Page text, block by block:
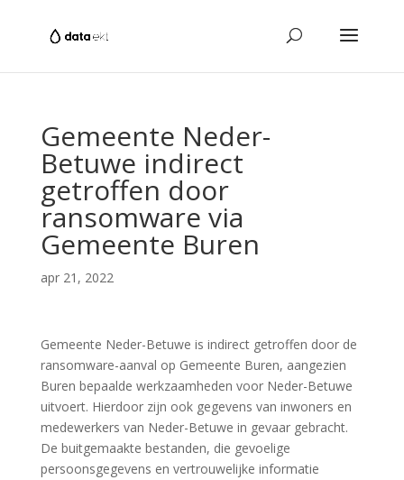
Gemeente Neder-
Betuwe indirect
getroffen door
ransomware via
Gemeente Buren
apr 21, 2022
Gemeente Neder-Betuwe is indirect getroffen door de
ransomware-aanval op Gemeente Buren, aangezien
Buren bepaalde werkzaamheden voor Neder-Betuwe
uitvoert. Hierdoor zijn ook gegevens van inwoners en
medewerkers van Neder-Betuwe in gevaar gebracht.
De buitgemaakte bestanden, die gevoelige
persoonsgegevens en vertrouwelijke informatie